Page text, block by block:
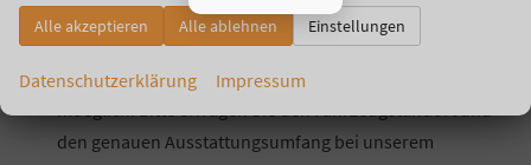
Außenspiegel manuell heranklappbar
Außenspiegel elektrisch verstellbar
Besichtigung und Probefahrt sind nach Absprache
den genauen Ausstattungsumfang bei unserem
Alle akzeptieren Alle ablehnen Einstellungen
Datenschutzerklärung Impressum